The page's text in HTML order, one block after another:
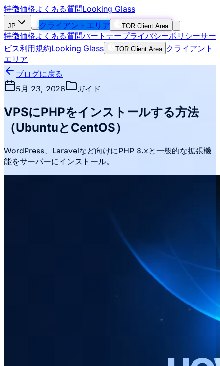
特徴価格よくある質問Looking Glass
JP クライアントエリア TOR Client Area
特徴価格よくある質問パートナープライバシーポリシーサー
ビス利用規約Looking Glass TOR Client Area
クライアント
エリア
ブログに戻る
5月 23, 2026
ガイド
VPSにPHPをインストールする方法
（UbuntuとCentOS）
WordPress、Laravelなど向けにPHP 8.xと一般的な拡張機
能をサーバーにインストール。